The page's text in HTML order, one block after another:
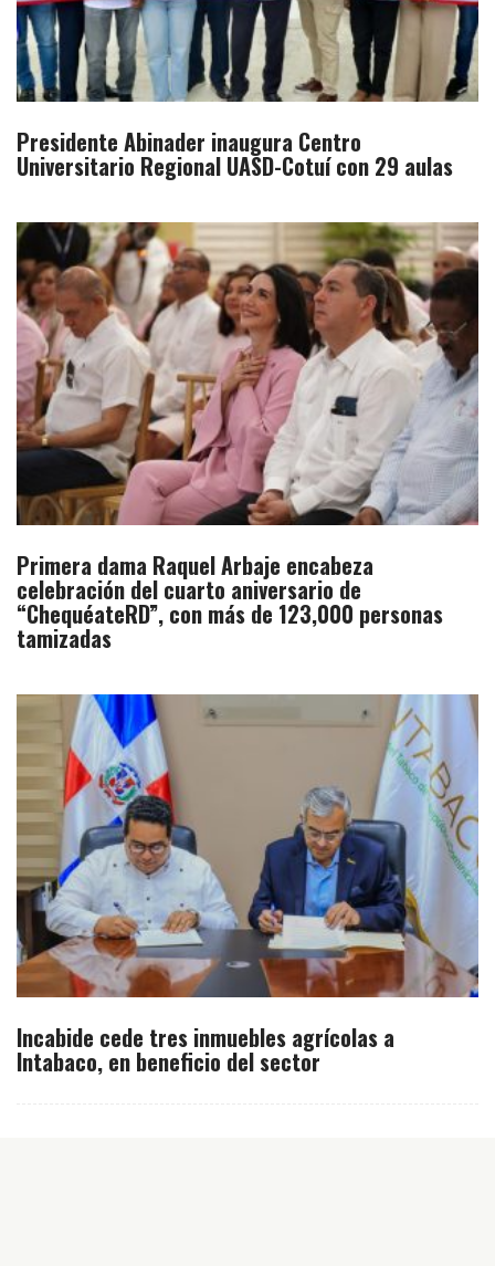
Presidente Abinader inaugura Centro
Universitario Regional UASD-Cotuí con 29 aulas
Primera dama Raquel Arbaje encabeza
celebración del cuarto aniversario de
“ChequéateRD”, con más de 123,000 personas
tamizadas
Incabide cede tres inmuebles agrícolas a
Intabaco, en beneficio del sector